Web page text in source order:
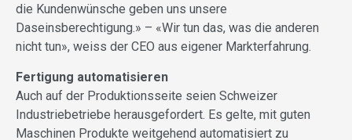
die Kundenwünsche geben uns unsere
Daseinsberechtigung.» – «Wir tun das, was die anderen
nicht tun», weiss der CEO aus eigener Markterfahrung.
Fertigung automatisieren
Auch auf der Produktionsseite seien Schweizer
Industriebetriebe herausgefordert. Es gelte, mit guten
Maschinen Produkte weitgehend automatisiert zu